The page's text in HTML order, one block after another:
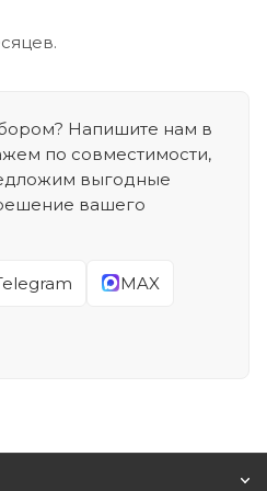
Напишите нам в
по совместимости,
выгодные
вашего
MAX